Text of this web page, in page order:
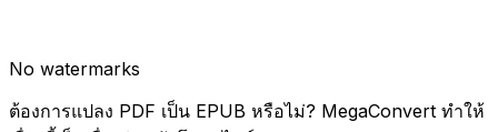
No watermarks
ต้องการแปลง PDF เป็น EPUB หรือไม่? MegaConvert ทำให้